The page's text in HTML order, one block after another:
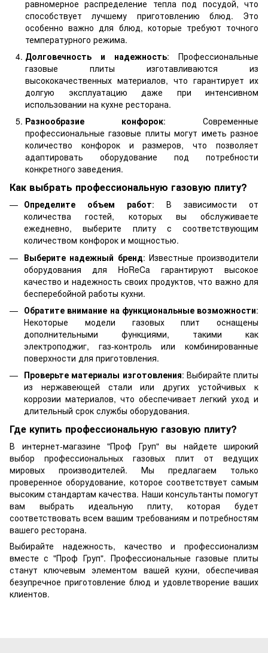
равномерное распределение тепла под посудой, что
способствует лучшему приготовлению блюд. Это
особенно важно для блюд, которые требуют точного
температурного режима.
Долговечность и надежность: Профессиональные
газовые плиты изготавливаются из
высококачественных материалов, что гарантирует их
долгую эксплуатацию даже при интенсивном
использовании на кухне ресторана.
Разнообразие конфорок: Современные
профессиональные газовые плиты могут иметь разное
количество конфорок и размеров, что позволяет
адаптировать оборудование под потребности
конкретного заведения.
Как выбрать профессиональную газовую плиту?
Определите объем работ: В зависимости от
количества гостей, которых вы обслуживаете
ежедневно, выберите плиту с соответствующим
количеством конфорок и мощностью.
Выберите надежный бренд: Известные производители
оборудования для HoReCa гарантируют высокое
качество и надежность своих продуктов, что важно для
бесперебойной работы кухни.
Обратите внимание на функциональные возможности:
Некоторые модели газовых плит оснащены
дополнительными функциями, такими как
электроподжиг, газ-контроль или комбинированные
поверхности для приготовления.
Проверьте материалы изготовления: Выбирайте плиты
из нержавеющей стали или других устойчивых к
коррозии материалов, что обеспечивает легкий уход и
длительный срок службы оборудования.
Где купить профессиональную газовую плиту?
В интернет-магазине "Проф Груп" вы найдете широкий
выбор профессиональных газовых плит от ведущих
мировых производителей. Мы предлагаем только
проверенное оборудование, которое соответствует самым
высоким стандартам качества. Наши консультанты помогут
вам выбрать идеальную плиту, которая будет
соответствовать всем вашим требованиям и потребностям
вашего ресторана.
Выбирайте надежность, качество и профессионализм
вместе с "Проф Груп". Профессиональные газовые плиты
станут ключевым элементом вашей кухни, обеспечивая
безупречное приготовление блюд и удовлетворение ваших
клиентов.